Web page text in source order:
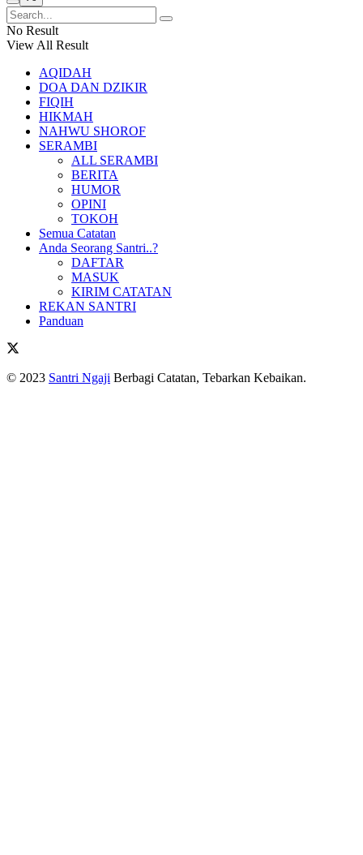
No Result
View All Result
AQIDAH
DOA DAN DZIKIR
FIQIH
HIKMAH
NAHWU SHOROF
SERAMBI
ALL SERAMBI
BERITA
HUMOR
OPINI
TOKOH
Semua Catatan
Anda Seorang Santri..?
DAFTAR
MASUK
KIRIM CATATAN
REKAN SANTRI
Panduan
© 2023 Santri Ngaji Berbagi Catatan, Tebarkan Kebaikan.